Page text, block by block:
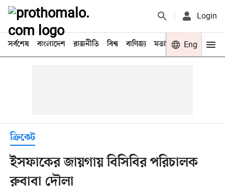
Login
সর্বশেষ বাংলাদেশ রাজনীতি বিশ্ব বাণিজ্য মতামত খেলা
Eng
ক্রিকেট
ইসফাকের জায়গায় বিসিবির পরিচালক
রুবাবা দৌলা